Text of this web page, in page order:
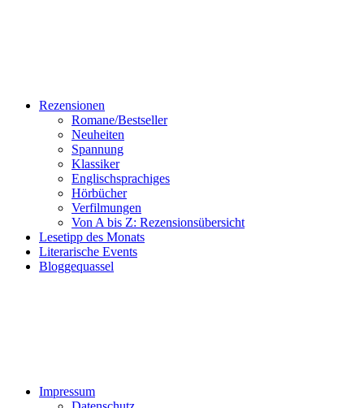
Rezensionen
Romane/Bestseller
Neuheiten
Spannung
Klassiker
Englischsprachiges
Hörbücher
Verfilmungen
Von A bis Z: Rezensionsübersicht
Lesetipp des Monats
Literarische Events
Bloggequassel
Impressum